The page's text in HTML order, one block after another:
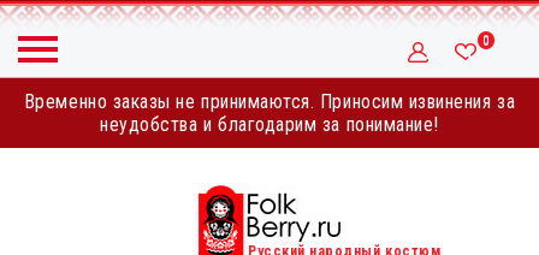
Временно заказы не принимаются. Приносим извинения за
неудобства и благодарим за понимание!
0
Русский народный костюм